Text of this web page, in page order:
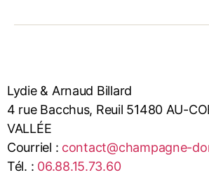
Lydie & Arnaud Billard
4 rue Bacchus, Reuil 51480 AU-
VALLÉE
Courriel : contact@champagne-
Tél. : 06.88.15.73.60